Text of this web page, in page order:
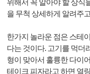
위해서 꼭 알아야 할 상식
을 무척 상세하게 알려주
한가지 놀라운 점은 스테
다는 것이다. 고기를 먹더
형이 맞아서 훌륭한 다이
테이크 피자라고 하면 열